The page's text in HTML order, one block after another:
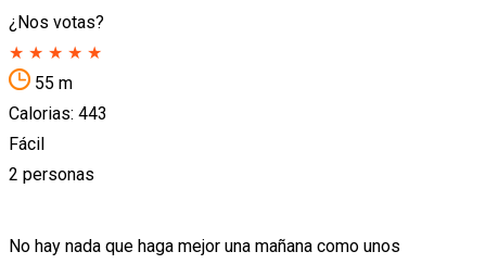
¿Nos votas?
★ ★ ★ ★ ★
55 m
Calorias: 443
Fácil
2 personas
No hay nada que haga mejor una mañana como unos